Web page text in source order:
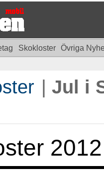
Skokloster Övriga
|Jul i